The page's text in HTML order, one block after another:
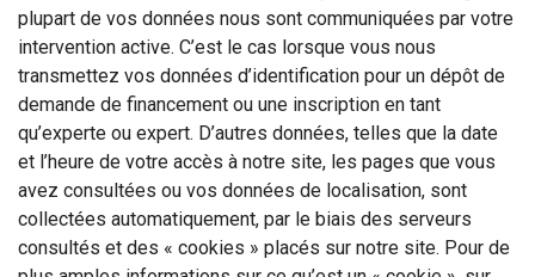
plupart de vos données nous sont communiquées par votre
intervention active. C’est le cas lorsque vous nous
transmettez vos données d’identification pour un dépôt de
demande de financement ou une inscription en tant
qu’experte ou expert. D’autres données, telles que la date
et l’heure de votre accès à notre site, les pages que vous
avez consultées ou vos données de localisation, sont
collectées automatiquement, par le biais des serveurs
consultés et des « cookies » placés sur notre site. Pour de